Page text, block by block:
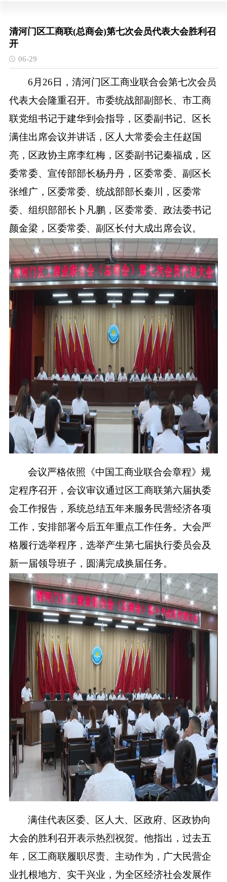
清河门区工商联(总商会)第七次会员代表大会胜利召
开
06-29
6月26日，清河门区工商业联合会第七次会员
代表大会隆重召开。市委统战部副部长、市工商
联党组书记于建华到会指导，区委副书记、区长
满佳出席会议并讲话，区人大常委会主任赵国
亮，区政协主席李红梅，区委副书记秦福成，区
委常委、宣传部部长杨丹丹，区委常委、副区长
张维广，区委常委、统战部部长秦川，区委常
委、组织部部长卜凡鹏，区委常委、政法委书记
颜金梁，区委常委、副区长付大成出席会议。
会议严格依照《中国工商业联合会章程》规
定程序召开，会议审议通过区工商联第六届执委
会工作报告，系统总结五年来服务民营经济各项
工作，安排部署今后五年重点工作任务。大会严
格履行选举程序，选举产生第七届执行委员会及
新一届领导班子，圆满完成换届任务。
满佳代表区委、区人大、区政府、区政协向
大会的胜利召开表示热烈祝贺。他指出，过去五
年，区工商联履职尽责、主动作为，广大民营企
业扎根地方、实干兴业，为全区经济社会发展作